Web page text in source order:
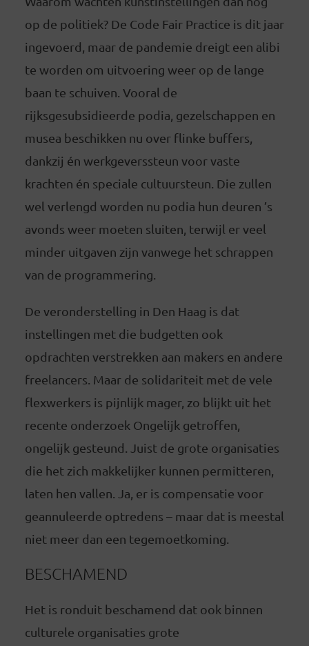
op de politiek? De Code Fair Practice is dit jaar
ingevoerd, maar de pandemie dreigt een alibi
te worden om uitvoering weer op de lange
baan te schuiven. Vooral de
rijksgesubsidieerde podia, gezelschappen en
musea beschikken nu over flinke buffers,
dankzij én werkgeverssteun voor vaste
krachten én speciale cultuursteun. Die zullen
wel verlengd worden nu podia hun deuren ’s
avonds weer moeten sluiten, terwijl er veel
minder uitgaven zijn vanwege het schrappen
van de programmering.
De veronderstelling in Den Haag is dat
instellingen met die budgetten ook
opdrachten verstrekken aan makers en andere
freelancers. Maar de solidariteit met de vele
flexwerkers is pijnlijk mager, zo blijkt uit het
recente onderzoek Ongelijk getroffen,
ongelijk gesteund. Juist de grote organisaties
die het zich makkelijker kunnen permitteren,
laten hen vallen. Ja, er is compensatie voor
geannuleerde optredens – maar dat is meestal
niet meer dan een tegemoetkoming.
BESCHAMEND
Het is ronduit beschamend dat ook binnen
culturele organisaties grote